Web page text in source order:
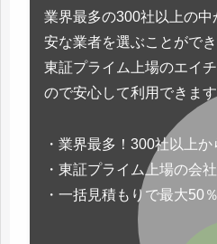
業界最多の300社以上の
安な業者を選ぶことができ
東証プライム上場のエイ
ので安心して利用できま
・業界最多！300社以上
・東証プライム上場の会
・一括見積もりで最大50